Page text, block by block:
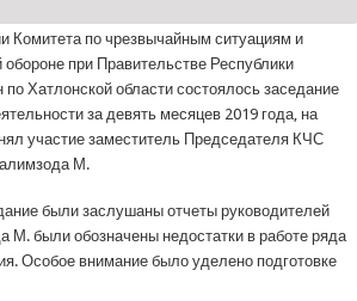
Комитета по чрезвычайным ситуациям и
обороне при Правительстве Республики
по Хатлонской области состоялось заседание
за девять месяцев 2019 года, на
участие заместитель Председателя КЧС
М.
были заслушаны отчеты руководителей
были обозначены недостатки в работе ряда
Особое внимание было уделено подготовке